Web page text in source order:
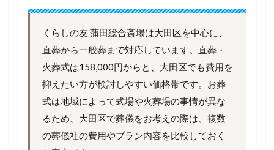
くらしの友 蒲田総合斎場は大田区を中心に、
直葬から一般葬まで対応しています。直葬・
火葬式は158,000円からと、大田区でも費用を
抑えたい方が検討しやすい価格帯です。お葬
式は地域によって式場や火葬場の事情が異な
るため、大田区で葬儀をお考えの際は、複数
の葬儀社の費用やプラン内容を比較しておく